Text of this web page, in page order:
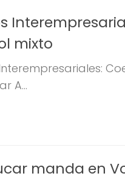
mixto
A...
manda en